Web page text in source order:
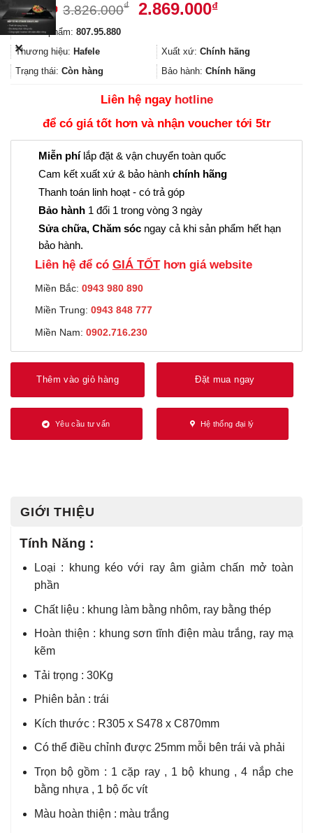
3.826.000₫
Giá
3.826.000₫.
2.869.000₫Giá
là:
2.869.000₫.
Mã sản phẩm: 807.95.880
Thương hiệu: Hafele Xuất xứ: Chính hãng
Trạng thái: Còn hàng Bảo hành: Chính hãng
Liên hệ ngay hotline
để có giá tốt hơn và nhận voucher tới 5tr
Miễn phílắp đặt & vận chuyển toàn quốc
Cam kết xuất xứ & bảo hành chính hãng
Thanh toán linh hoạt - có trả góp
Bảo hành 1 đổi 1 trong vòng 3 ngày
Sửa chữa, Chăm sóc ngay cả khi sản phẩm hết hạn
bảo hành.
Liên hệ để có GIÁ TỐThơn giá website
Miền Bắc: 0943 980 890
Miền Trung: 0943 848 777
Miền Nam: 0902.716.230
Thêm vào giỏ hàng Đặt mua ngay
Yêu cầu tư vấn Hệ thống đại lý
GIỚI THIỆU
Tính Năng :
Loại : khung kéo với ray âm giảm chấn mở toàn
phần
Chất liệu : khung làm bằng nhôm, ray bằng thép
Hoàn thiện : khung sơn tĩnh điện màu trắng, ray mạ
kẽm
Tải trọng : 30Kg
Phiên bản : trái
Kích thước : R305 x S478 x C870mm
Có thể điều chỉnh được 25mm mỗi bên trái và phải
Trọn bộ gồm : 1 cặp ray , 1 bộ khung , 4 nắp che
bằng nhựa , 1 bộ ốc vít
Màu hoàn thiện : màu trắng
✕